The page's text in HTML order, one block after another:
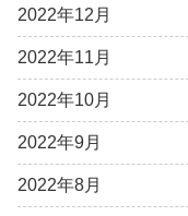
2022年12月
2022年11月
2022年10月
2022年9月
2022年8月